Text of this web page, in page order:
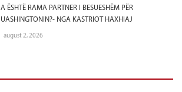
A ËSHTË RAMA PARTNER I BESUESHËM PËR
UASHINGTONIN?- NGA KASTRIOT HAXHIAJ
august 2, 2026